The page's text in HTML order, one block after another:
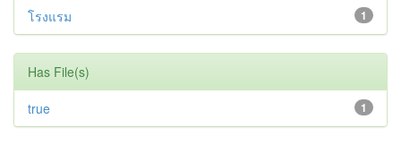
1
โรงแรม
Has File(s)
1
true